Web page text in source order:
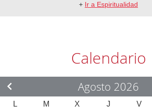
+ Ir a Espiritualidad
Calendario
Agosto 2026
L M X J V